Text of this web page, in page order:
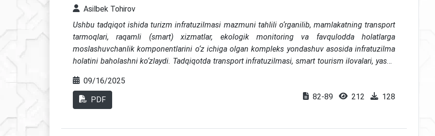
Asilbek Tohirov
Ushbu tadqiqot ishida turizm infratuzilmasi mazmuni tahlili o‘rganilib, mamlakatning transport
tarmoqlari, raqamli (smart) xizmatlar, ekologik monitoring va favqulodda holatlarga
moslashuvchanlik komponentlarini o‘z ichiga olgan kompleks yondashuv asosida infratuzilma
holatini baholashni ko‘zlaydi. Tadqiqotda transport infratuzilmasi, smart tourism ilovalari, yashil
qilinadi. Shu bilan birga, mintaqaviy nomutanosiblik va raqamli inklyuzivlik muammolari ham
yoritiladi, yaxshilash bo‘yicha amaliy choralar tahlil qilinadi. Tadqiqotdan asosiy maqsad turizm
infratuzilmasini integratsiyalashgan baholash modeliga asoslanib o‘rganish, mavjud kuchli va
09/16/2025
PDF 82-89 212 128